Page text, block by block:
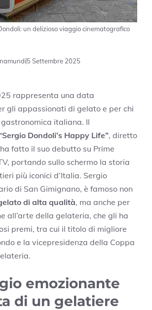
un delizioso viaggio cinematografico
5 Settembre 2025
rappresenta una data
gli appassionati di gelato e per chi
italiana. Il
Dondoli’s Happy Life”, diretto
fatto il suo debutto su Prime
portando sullo schermo la storia
più iconici d’Italia. Sergio
di San Gimignano, è famoso non
di alta qualità, ma anche per
all’arte della gelateria, che gli ha
premi, tra cui il titolo di migliore
e la vicepresidenza della Coppa
emozionante
di un gelatiere